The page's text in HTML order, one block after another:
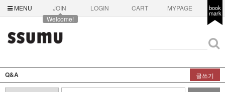
MENU
JOIN
Welcome!
LOGIN CART MYPAGE book
mark
Q&A 글쓰기